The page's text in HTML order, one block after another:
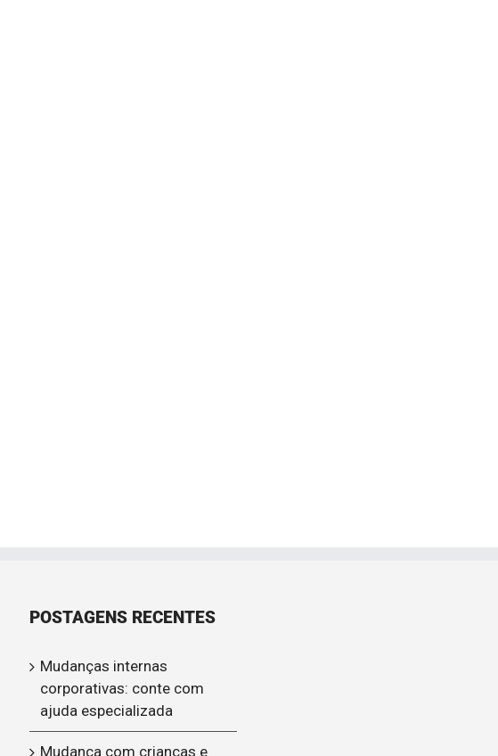
POSTAGENS RECENTES
Mudanças internas
corporativas: conte com
ajuda especializada
Mudança com crianças e